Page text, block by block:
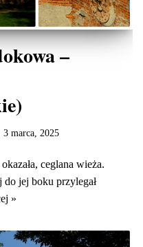
–
3 marca, 2025
ceglana wieża.
jej boku przylegał
»